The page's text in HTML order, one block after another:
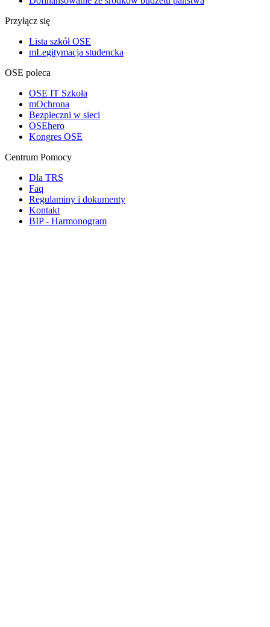
Przyłącz się
Lista szkół OSE
mLegitymacja studencka
OSE poleca
OSE IT Szkoła
mOchrona
Bezpieczni w sieci
OSEhero
Kongres OSE
Centrum Pomocy
Dla TRS
Faq
Regulaminy i dokumenty
Kontakt
BIP - Harmonogram